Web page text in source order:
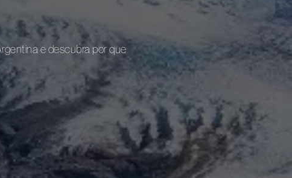
e descubra por que